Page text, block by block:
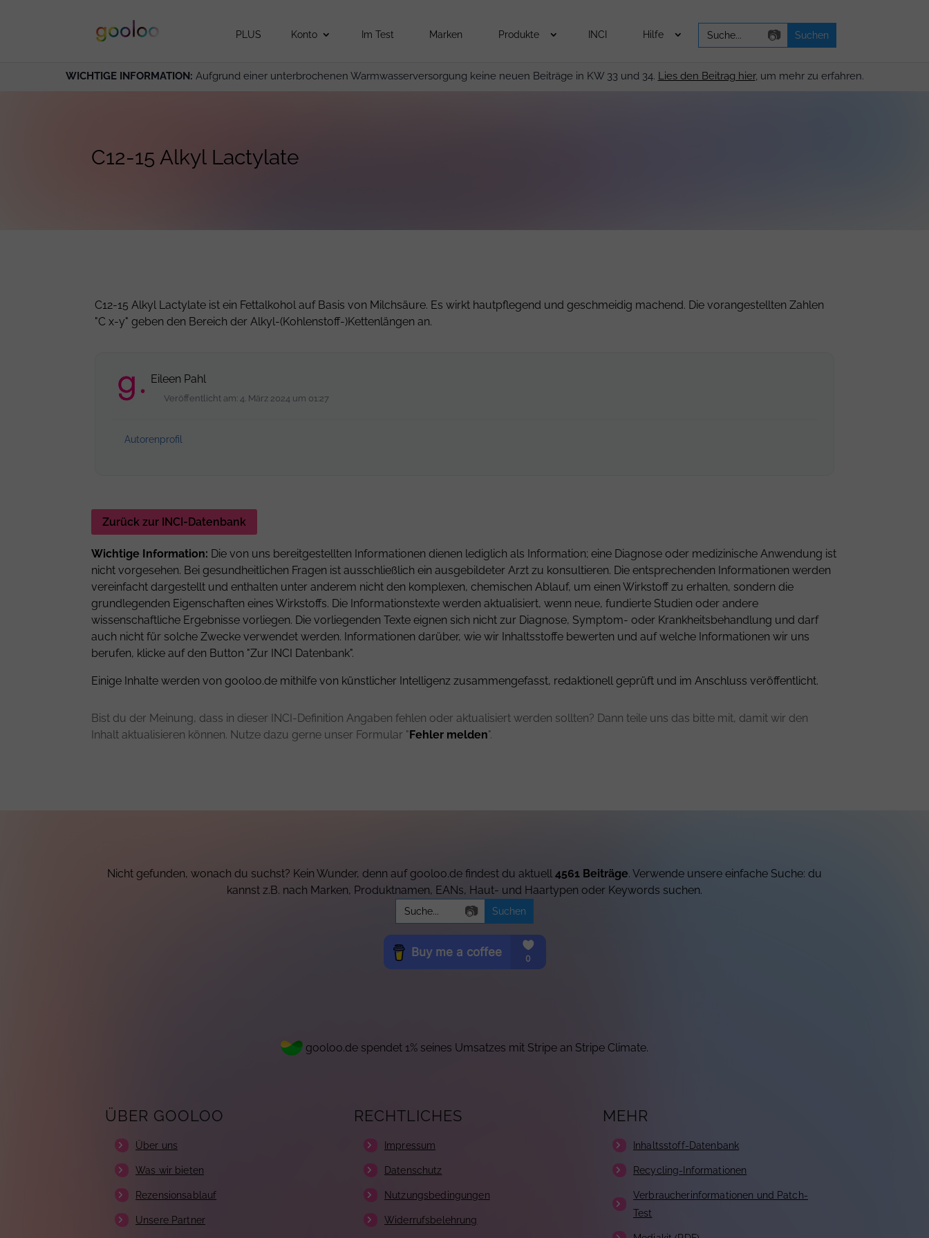
PLUS Konto Im Test Marken Produkte INCI Hilfe
Search
for:
📷
WICHTIGE INFORMATION: Aufgrund einer unterbrochenen Warmwasserversorgung keine neuen Beiträge in KW 33 und 34. Lies den Beitrag hier, um mehr zu erfahren.
C12-15 Alkyl Lactylate
C12-15 Alkyl Lactylate ist ein Fettalkohol auf Basis von Milchsäure. Es wirkt hautpflegend und geschmeidig machend. Die vorangestellten Zahlen
"C x-y" geben den Bereich der Alkyl-(Kohlenstoff-)Kettenlängen an.
Eileen Pahl
Veröffentlicht am: 4. März 2024 um 01:27
Autorenprofil
Zurück zur INCI-Datenbank
Wichtige Information: Die von uns bereitgestellten Informationen dienen lediglich als Information; eine Diagnose oder medizinische Anwendung ist
nicht vorgesehen. Bei gesundheitlichen Fragen ist ausschließlich ein ausgebildeter Arzt zu konsultieren. Die entsprechenden Informationen werden
vereinfacht dargestellt und enthalten unter anderem nicht den komplexen, chemischen Ablauf, um einen Wirkstoff zu erhalten, sondern die
grundlegenden Eigenschaften eines Wirkstoffs. Die Informationstexte werden aktualisiert, wenn neue, fundierte Studien oder andere
wissenschaftliche Ergebnisse vorliegen. Die vorliegenden Texte eignen sich nicht zur Diagnose, Symptom- oder Krankheitsbehandlung und darf
auch nicht für solche Zwecke verwendet werden. Informationen darüber, wie wir Inhaltsstoffe bewerten und auf welche Informationen wir uns
berufen, klicke auf den Button "Zur INCI Datenbank".
Einige Inhalte werden von gooloo.de mithilfe von künstlicher Intelligenz zusammengefasst, redaktionell geprüft und im Anschluss veröffentlicht.
Bist du der Meinung, dass in dieser INCI-Definition Angaben fehlen oder aktualisiert werden sollten? Dann teile uns das bitte mit, damit wir den
Inhalt aktualisieren können. Nutze dazu gerne unser Formular "Fehler melden".
Nicht gefunden, wonach du suchst? Kein Wunder, denn auf gooloo.de findest du aktuell 4561 Beiträge. Verwende unsere einfache Suche: du
kannst z.B. nach Marken, Produktnamen, EANs, Haut- und Haartypen oder Keywords suchen.
Search
for:
📷
gooloo.de spendet 1% seines Umsatzes mit Stripe an Stripe Climate.
ÜBER GOOLOO
Über uns
Was wir bieten
Rezensionsablauf
Unsere Partner
RECHTLICHES
Impressum
Datenschutz
Nutzungsbedingungen
Widerrufsbelehrung
MEHR
Inhaltsstoff-Datenbank
Recycling-Informationen
Verbraucherinformationen und Patch-
Test